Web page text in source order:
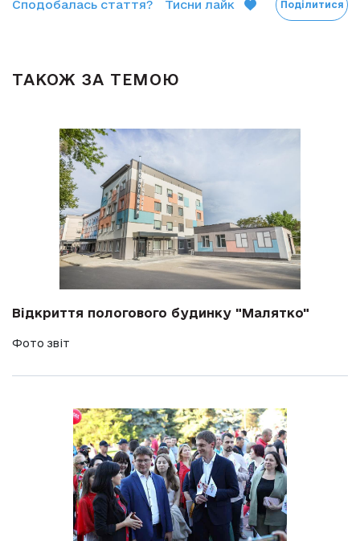
Сподобалась стаття? Тисни лайк Поділитися
ТАКОЖ ЗА ТЕМОЮ
Відкриття пологового будинку "Малятко"
Фото звіт